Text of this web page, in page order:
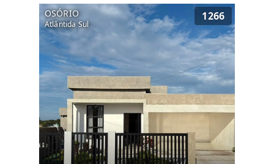
OSÓRIO
Atlântida Sul
1266